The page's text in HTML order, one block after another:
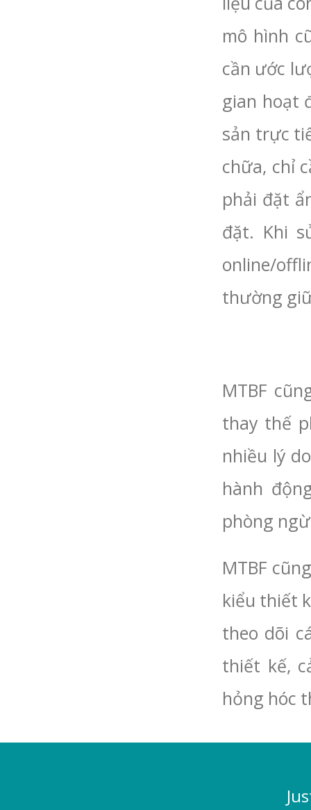
mô hình
cần ước
gian hoạt
sản trực
chữa, chỉ
phải đặt
đặt. Khi
online/
thường
MTBF
thay thế
nhiều lý
hành
phòng
MTBF
kiểu thiết
theo dõi
thiết kế,
hỏng hóc